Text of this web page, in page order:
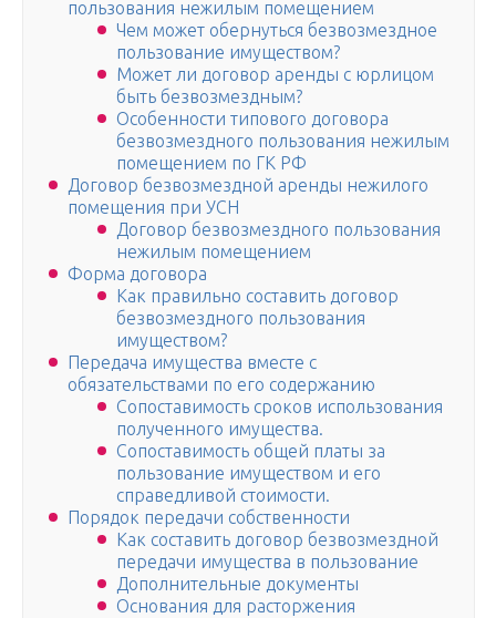
пользования нежилым помещением
Чем может обернуться безвозмездное
пользование имуществом?
Может ли договор аренды с юрлицом
быть безвозмездным?
Особенности типового договора
безвозмездного пользования нежилым
помещением по ГК РФ
Договор безвозмездной аренды нежилого
помещения при УСН
Договор безвозмездного пользования
нежилым помещением
Форма договора
Как правильно составить договор
безвозмездного пользования
имуществом?
Передача имущества вместе с
обязательствами по его содержанию
Сопоставимость сроков использования
полученного имущества.
Сопоставимость общей платы за
пользование имуществом и его
справедливой стоимости.
Порядок передачи собственности
Как составить договор безвозмездной
передачи имущества в пользование
Дополнительные документы
Основания для расторжения